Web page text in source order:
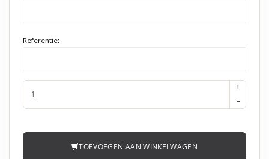
Referentie:
+
−
TOEVOEGEN AAN WINKELWAGEN